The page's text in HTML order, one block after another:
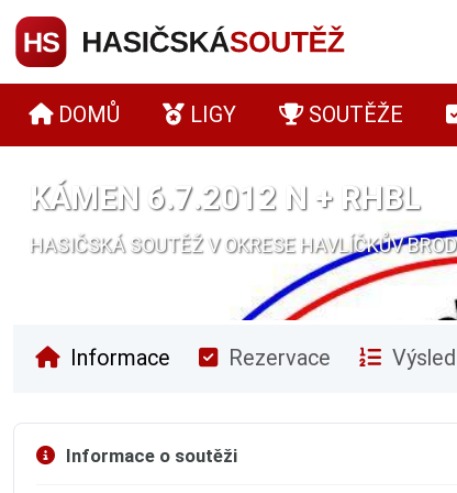
DOMŮ LIGY SOUTĚŽE
KÁMEN 6.7.2012 N + RHBL
HASIČSKÁ SOUTĚŽ V OKRESE HAVLÍČKŮV BROD
Informace Rezervace
Informace o soutěži